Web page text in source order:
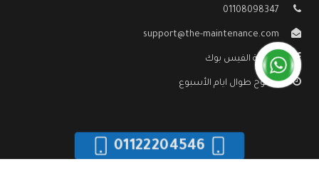
01108098347
support@the-maintenance.com
صفحة الفيس بوك
مفتوح طوال ايام الأسبوع
01122204546